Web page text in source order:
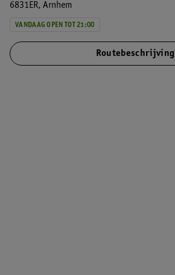
6831ER Arnhem
VANDAAG OPEN TOT 21:00
Routebeschrijving